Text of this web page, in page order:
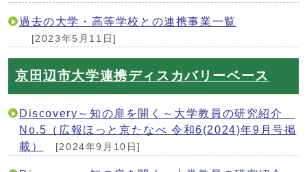
過去の大学・高等学校との連携事業一覧
[2023年5月11日]
京田辺市大学連携ディスカバリーベース
Discovery～知の扉を開く～大学教員の研究紹介
No.5（広報ほっと京たなべ 令和6(2024)年9月号掲
載）
[2024年9月10日]